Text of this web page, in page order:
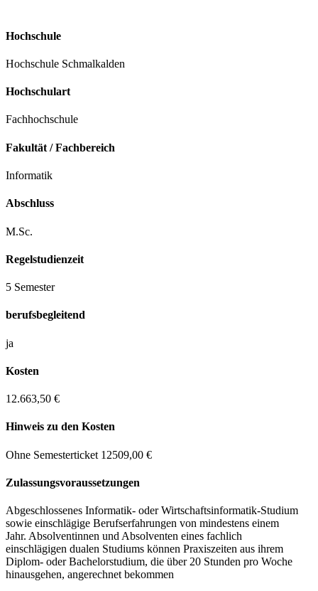
Hochschule
Hochschule Schmalkalden
Hochschulart
Fachhochschule
Fakultät / Fachbereich
Informatik
Abschluss
M.Sc.
Regelstudienzeit
5 Semester
berufsbegleitend
ja
Kosten
12.663,50 €
Hinweis zu den Kosten
Ohne Semesterticket 12509,00 €
Zulassungs­voraussetzungen
Abgeschlossenes Informatik- oder Wirtschaftsinformatik-Studium
sowie einschlägige Berufserfahrungen von mindestens einem
Jahr. Absolventinnen und Absolventen eines fachlich
einschlägigen dualen Studiums können Praxiszeiten aus ihrem
Diplom- oder Bachelorstudium, die über 20 Stunden pro Woche
hinausgehen, angerechnet bekommen